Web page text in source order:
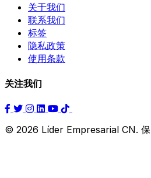
关于我们
联系我们
标签
隐私政策
使用条款
关注我们
© 2026 Líder Empresarial CN. 保